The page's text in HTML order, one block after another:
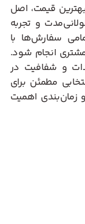
قیمت، اصل
و تجربه
سفارش‌ها با
انجام شود.
و شفافیت در
مطمئن برای
زمان‌بندی اهمیت